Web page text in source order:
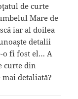
de curte
Mare de
iar al doilea
detalii
o fi fost el… A
curte din
detaliată?